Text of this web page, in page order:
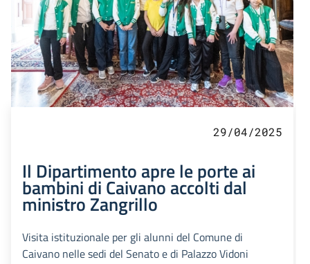
29/04/2025
Il Dipartimento apre le porte ai
bambini di Caivano accolti dal
ministro Zangrillo
Visita istituzionale per gli alunni del Comune di
Caivano nelle sedi del Senato e di Palazzo Vidoni